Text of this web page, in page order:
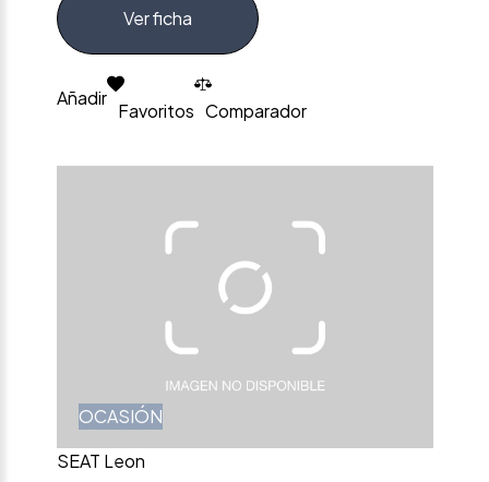
Ver ficha
Añadir
Favoritos Comparador
OCASIÓN
SEAT Leon